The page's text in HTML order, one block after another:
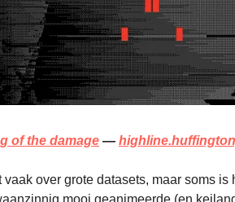
of the damage —
over grote datasets, maar soms